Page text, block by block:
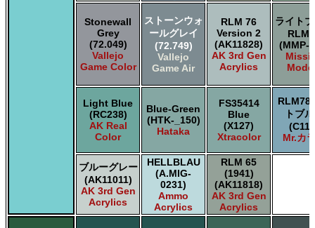
Stonewall
Grey
(72.049)
Vallejo
Game Color
ストーンウォ
ールグレイ
(72.749)
Vallejo
Game Air
RLM 76
Version 2
(AK11828)
AK 3rd Gen
Acrylics
ライト
(MMP-
Light Blue
(RC238)
AK Real
Color
Blue-Green
(HTK-_150)
Hataka
FS35414
Blue
(X127)
Xtracolor
RLM78
トブ
Mr.カ
ブルーグレー
(AK11011)
AK 3rd Gen
Acrylics
HELLBLAU
(A.MIG-
0231)
Ammo
Acrylics
RLM 65
(1941)
(AK11818)
AK 3rd Gen
Acrylics